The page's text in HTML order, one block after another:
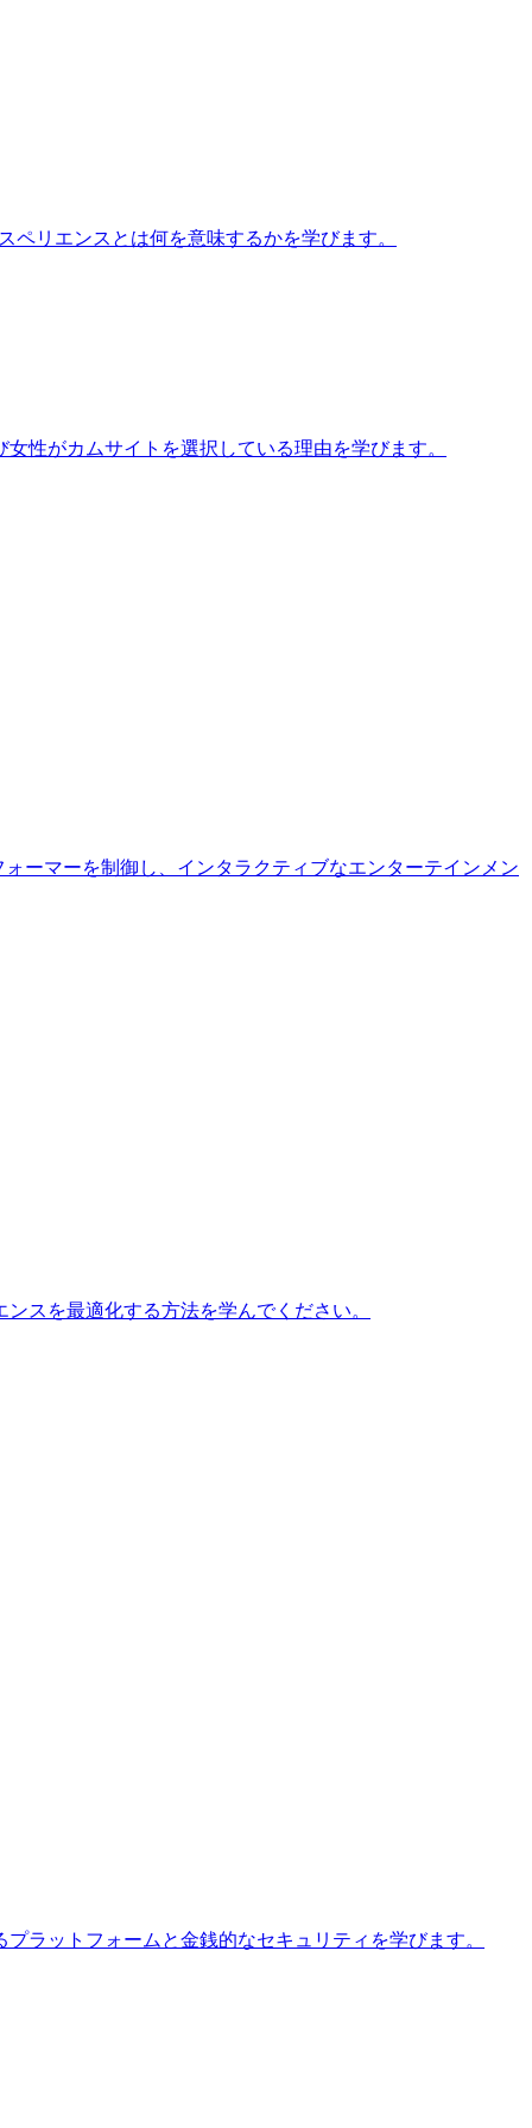
リエンスとは何を意味するかを学びます。
性がカムサイトを選択している理由を学びます。
ーマーを制御し、インタラクティブなエンターテインメン
スを最適化する方法を学んでください。
ラットフォームと金銭的なセキュリティを学びます。